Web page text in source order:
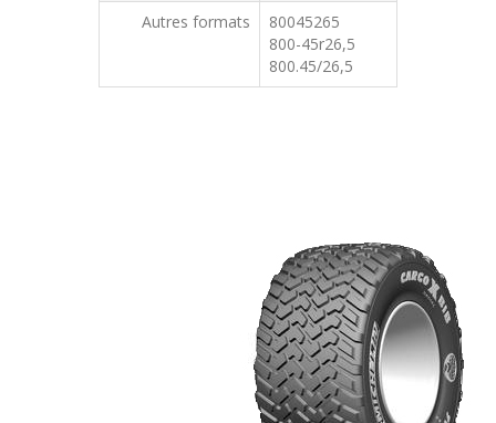
Autres formats
80045265
800-45r26,5
800.45/26,5